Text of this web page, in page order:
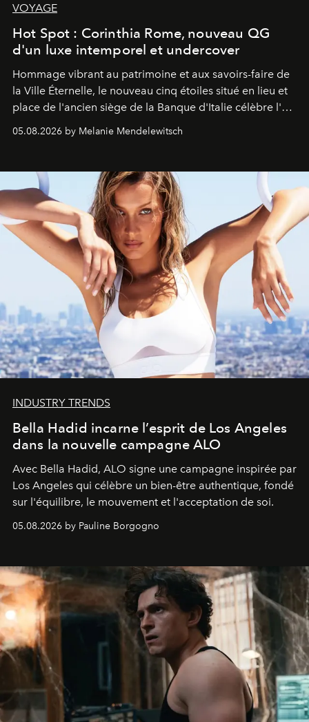
VOYAGE
Hot Spot : Corinthia Rome, nouveau QG
d'un luxe intemporel et undercover
Hommage vibrant au patrimoine et aux savoirs-faire de
la Ville Éternelle, le nouveau cinq étoiles situé en lieu et
place de l'ancien siège de la Banque d'Italie célèbre l'art
de vivre Romain dans toute son élégance intemporelle.
05.08.2026 by Melanie Mendelewitsch
INDUSTRY TRENDS
Bella Hadid incarne l’esprit de Los Angeles
dans la nouvelle campagne ALO
Avec Bella Hadid, ALO signe une campagne inspirée par
Los Angeles qui célèbre un bien-être authentique, fondé
sur l'équilibre, le mouvement et l'acceptation de soi.
05.08.2026 by Pauline Borgogno